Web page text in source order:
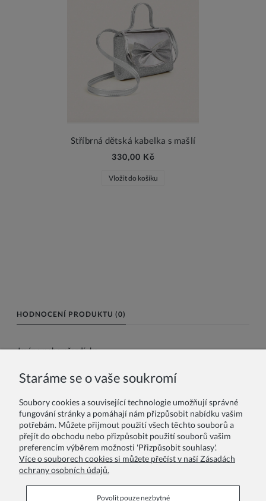
Stříbrná dětská kabelka s mašlí
330,00 Kč
Vložit do košíku
HODNOCENÍ PRODUKTU (0)
Jméno nebo přezdívka:
Staráme se o vaše soukromí
Soubory cookies a související technologie umožňují správné
fungování stránky a pomáhají nám přizpůsobit nabídku vašim
potřebám. Můžete přijmout použití všech těchto souborů a
přejít do obchodu nebo přizpůsobit použití souborů vašim
preferencím výběrem možnosti 'Přizpůsobit souhlasy'.
Více o souborech cookies si můžete přečíst v naší Zásadách
ochrany osobních údajů.
Povolit pouze nezbytné